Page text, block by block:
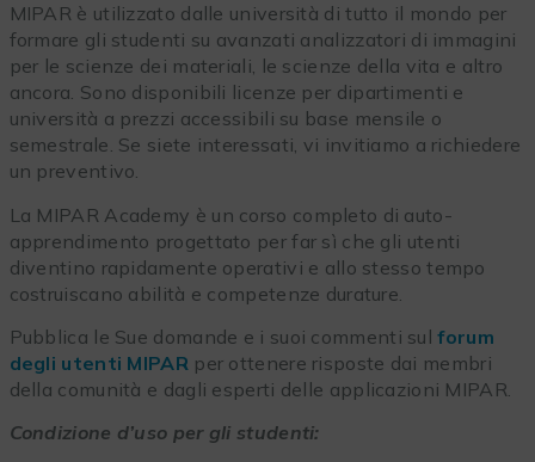
MIPAR è utilizzato dalle università di tutto il mondo per
formare gli studenti su avanzati analizzatori di immagini
per le scienze dei materiali, le scienze della vita e altro
ancora. Sono disponibili licenze per dipartimenti e
università a prezzi accessibili su base mensile o
semestrale. Se siete interessati, vi invitiamo a richiedere
un preventivo.
La MIPAR Academy è un corso completo di auto-
apprendimento progettato per far sì che gli utenti
diventino rapidamente operativi e allo stesso tempo
costruiscano abilità e competenze durature.
Pubblica le Sue domande e i suoi commenti sulforum
degli utenti MIPAR per ottenere risposte dai membri
della comunità e dagli esperti delle applicazioni MIPAR.
Condizione d’uso per gli studenti: